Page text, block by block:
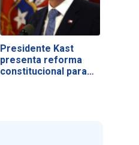
Presidente Kast
presenta reforma
constitucional para…